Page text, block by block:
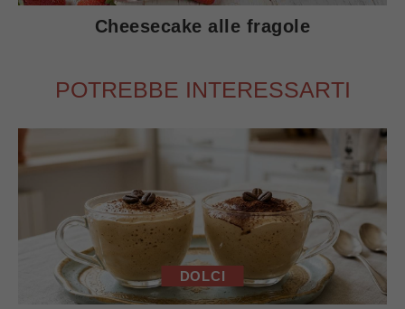
Cheesecake alle fragole
POTREBBE INTERESSARTI
DOLCI